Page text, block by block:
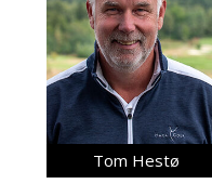
Tom Hestø